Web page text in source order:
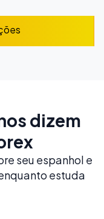
dizem
seu espanhol e
estuda